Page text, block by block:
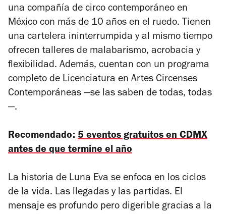
una compañía de circo contemporáneo en
México con más de 10 años en el ruedo. Tienen
una cartelera ininterrumpida y al mismo tiempo
ofrecen talleres de malabarismo, acrobacia y
flexibilidad. Además, cuentan con un programa
completo de Licenciatura en Artes Circenses
Contemporáneas —se las saben de todas, todas
—.
Recomendado: 5 eventos gratuitos en CDMX
antes de que termine el año
La historia de Luna Eva se enfoca en los ciclos
de la vida. Las llegadas y las partidas. El
mensaje es profundo pero digerible gracias a la